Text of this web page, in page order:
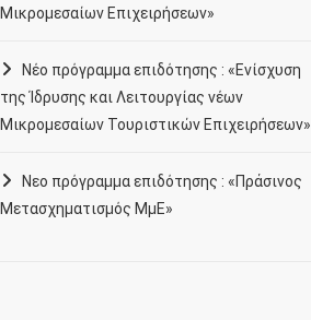
Μικρομεσαίων Επιχειρήσεων»
Νέο πρόγραμμα επιδότησης : «Ενίσχυση
της Ίδρυσης και Λειτουργίας νέων
Μικρομεσαίων Τουριστικών Επιχειρήσεων»
Νεο πρόγραμμα επιδότησης : «Πράσινος
Μετασχηματισμός ΜμΕ»